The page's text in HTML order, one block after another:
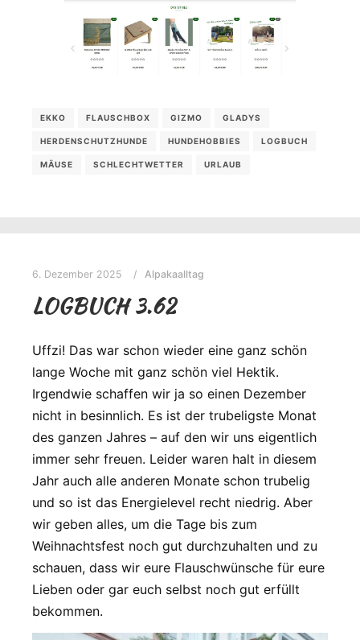
EKKO FLAUSCHBOX GIZMO GLADYS
HERDENSCHUTZHUNDE HUNDEHOBBIES LOGBUCH
MÄUSE SCHLECHTWETTER URLAUB
6. Dezember 2025 Alpakaalltag
LOGBUCH 3.62
Uffzi! Das war schon wieder eine ganz schön
lange Woche mit ganz schön viel Hektik.
Irgendwie schaffen wir ja so einen Dezember
nicht in besinnlich. Es ist der trubeligste Monat
des ganzen Jahres – auf den wir uns eigentlich
immer sehr freuen. Leider waren halt in diesem
Jahr auch alle anderen Monate schon trubelig
und so ist das Energielevel recht niedrig. Aber
wir geben alles, um die Tage bis zum
Weihnachtsfest noch gut durchzuhalten und zu
schauen, dass wir eure Flauschwünsche für eure
Lieben oder gar euch selbst noch gut erfüllt
bekommen.